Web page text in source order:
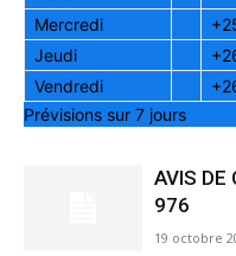
Mercredi
+
Jeudi
+
Vendredi
+
Prévisions sur 7 jours
AVIS DE
976
19 octobre